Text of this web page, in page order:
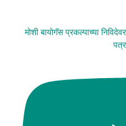
मोशी बायोगॅस प्रकल्पाच्या